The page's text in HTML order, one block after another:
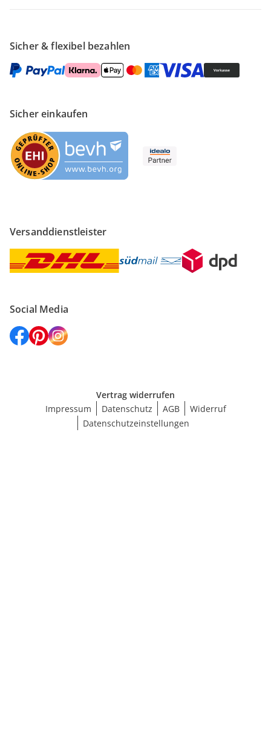
Sicher & flexibel bezahlen
Sicher einkaufen
Versanddienstleister
Social Media
Vertrag widerrufen
Impressum
Datenschutz AGB
Widerruf
Datenschutzeinstellungen